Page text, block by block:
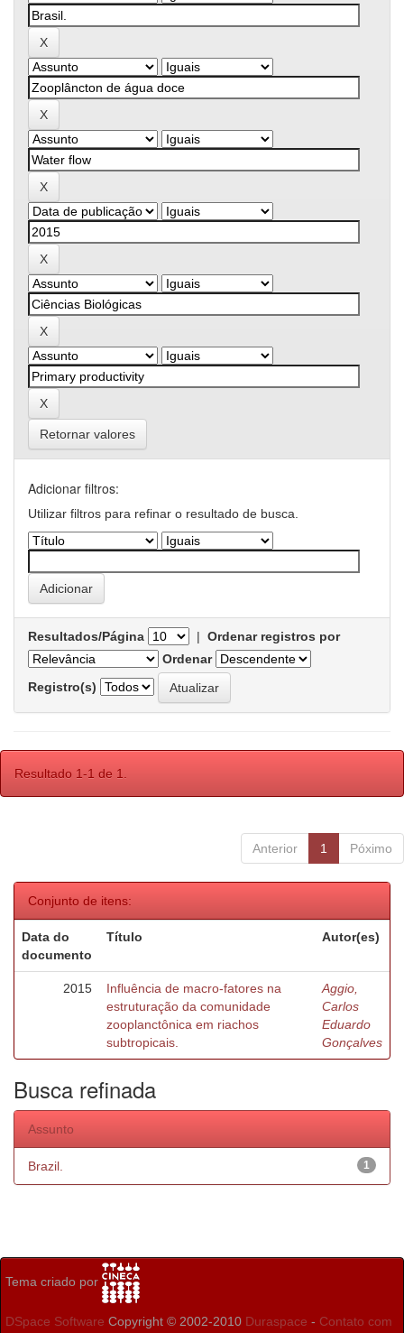
Retornar valores
Adicionar filtros:
Utilizar filtros para refinar o resultado de busca.
Resultados/Página | Ordenar registros por
Ordenar
Registro(s)
Resultado 1-1 de 1.
Anterior 1 Póximo
Conjunto de itens:
Data do
documento
Título Autor(es)
2015
Influência de macro-fatores na
estruturação da comunidade
zooplanctônica em riachos
subtropicais.
Aggio,
Carlos
Eduardo
Gonçalves
Busca refinada
Assunto
1
Brazil.
Tema criado por
DSpace Software Copyright © 2002-2010 Duraspace - Contato com